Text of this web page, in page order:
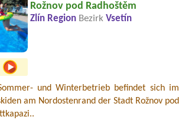
Rožnov pod Radhoštěm
Zlín Region Bezirk Vsetín
und Winterbetrieb befindet sich im
am Nordostenrand der Stadt Rožnov pod